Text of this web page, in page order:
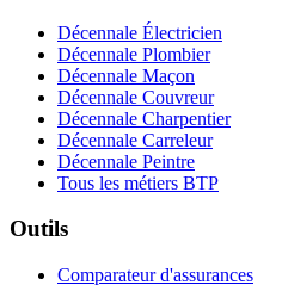
Décennale Électricien
Décennale Plombier
Décennale Maçon
Décennale Couvreur
Décennale Charpentier
Décennale Carreleur
Décennale Peintre
Tous les métiers BTP
Outils
Comparateur d'assurances